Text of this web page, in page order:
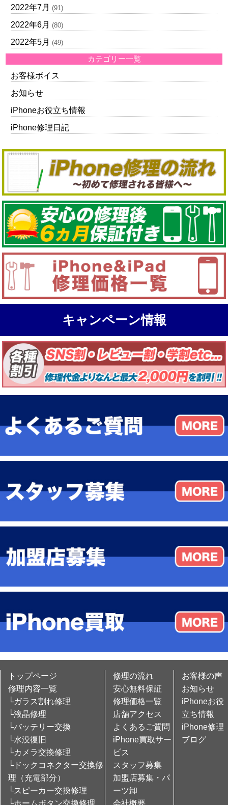
2022年7月 (91)
2022年6月 (80)
2022年5月 (49)
カテゴリー一覧
お客様ボイス
お知らせ
iPhoneお役立ち情報
iPhone修理日記
キャンペーン情報
トップページ
修理内容一覧
└ガラス割れ修理
└液晶修理
└バッテリー交換
└水没復旧
└カメラ交換修理
└ドックコネクター交換修
理（充電部分）
└スピーカー交換修理
└ホームボタン交換修理
修理の流れ
安心無料保証
修理価格一覧
店舗アクセス
よくあるご質問
iPhone買取サー
ビス
スタッフ募集
加盟店募集・パ
ーツ卸
会社概要
お客様の声
お知らせ
iPhoneお役
立ち情報
iPhone修理
ブログ